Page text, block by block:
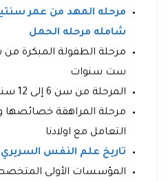
مرحله المهد من عمر
شامله مرحله الحمل
مرحلة الطفولة المبكرة
ست سنوات
المرحلة من سن 6 إلى 12 سنه
مرحلة المراهقة خصائصها
التعامل مع اولادنا
تاريخ علم النفس
المؤسسات الأولى